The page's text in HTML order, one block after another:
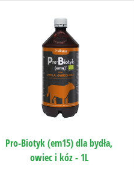
Pro-Biotyk (em15) dla bydła,
owiec i kóz - 1L